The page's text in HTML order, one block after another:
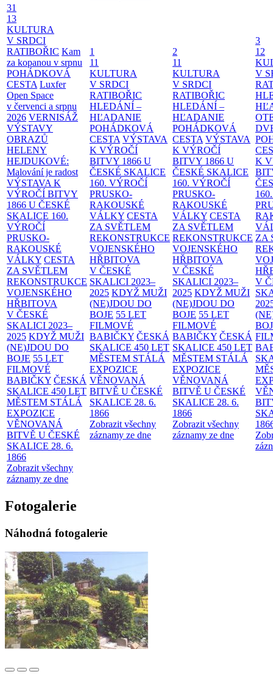
31
13
KULTURA
V SRDCI
RATIBOŘIC Kam
za kopanou v srpnu
POHÁDKOVÁ
CESTA Luxfer
Open Space
v červenci a srpnu
2026 VERNISÁŽ
VÝSTAVY
OBRAZŮ
HELENY
HEJDUKOVÉ:
Malování je radost
VÝSTAVA K
VÝROČÍ BITVY
1866 U ČESKÉ
SKALICE 160.
VÝROČÍ
PRUSKO-
RAKOUSKÉ
VÁLKY CESTA
ZA SVĚTLEM
REKONSTRUKCE
VOJENSKÉHO
HŘBITOVA
V ČESKÉ
SKALICI 2023–
2025 KDYŽ MUŽI
(NE)JDOU DO
BOJE 55 LET
FILMOVÉ
BABIČKY ČESKÁ
SKALICE 450 LET
MĚSTEM STÁLÁ
EXPOZICE
VĚNOVANÁ
BITVĚ U ČESKÉ
SKALICE 28. 6.
1866
Zobrazit všechny
záznamy ze dne
1
11
KULTURA
V SRDCI
RATIBOŘIC
HLEDÁNÍ –
HĽADANIE
POHÁDKOVÁ
CESTA VÝSTAVA
K VÝROČÍ
BITVY 1866 U
ČESKÉ SKALICE
160. VÝROČÍ
PRUSKO-
RAKOUSKÉ
VÁLKY CESTA
ZA SVĚTLEM
REKONSTRUKCE
VOJENSKÉHO
HŘBITOVA
V ČESKÉ
SKALICI 2023–
2025 KDYŽ MUŽI
(NE)JDOU DO
BOJE 55 LET
FILMOVÉ
BABIČKY ČESKÁ
SKALICE 450 LET
MĚSTEM STÁLÁ
EXPOZICE
VĚNOVANÁ
BITVĚ U ČESKÉ
SKALICE 28. 6.
1866
Zobrazit všechny
záznamy ze dne
2
11
KULTURA
V SRDCI
RATIBOŘIC
HLEDÁNÍ –
HĽADANIE
POHÁDKOVÁ
CESTA VÝSTAVA
K VÝROČÍ
BITVY 1866 U
ČESKÉ SKALICE
160. VÝROČÍ
PRUSKO-
RAKOUSKÉ
VÁLKY CESTA
ZA SVĚTLEM
REKONSTRUKCE
VOJENSKÉHO
HŘBITOVA
V ČESKÉ
SKALICI 2023–
2025 KDYŽ MUŽI
(NE)JDOU DO
BOJE 55 LET
FILMOVÉ
BABIČKY ČESKÁ
SKALICE 450 LET
MĚSTEM STÁLÁ
EXPOZICE
VĚNOVANÁ
BITVĚ U ČESKÉ
SKALICE 28. 6.
1866
Zobrazit všechny
záznamy ze dne
3
12
V
K
ZA
V
Fotogalerie
Náhodná fotogalerie